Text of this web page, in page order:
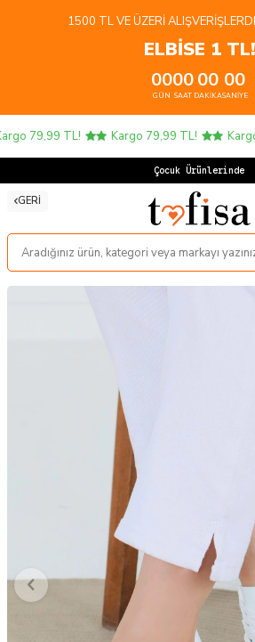
1500 TL VE ÜZERI
ELBİSE 1 TL!
00
GÜN
00
SAAT
00
DAKIKA
00
SANIYE
79,99 TL! Kargo 79,99 TL! Kargo
Çocuk Ürünlerinde 4
GERI